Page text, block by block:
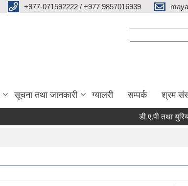
+977-071592222 / +977 9857016939
सूचना तथा जानकारी ग्यालरी सम्पर्क श्रम
डी.ए.पी तथा युरिया